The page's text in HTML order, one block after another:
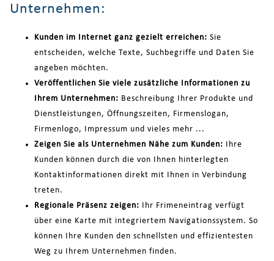
Unternehmen:
Kunden im Internet ganz gezielt erreichen: Sie
entscheiden, welche Texte, Suchbegriffe und Daten Sie
angeben möchten.
Veröffentlichen Sie viele zusätzliche Informationen zu
Ihrem Unternehmen: Beschreibung Ihrer Produkte und
Dienstleistungen, Öffnungszeiten, Firmenslogan,
Firmenlogo, Impressum und vieles mehr ...
Zeigen Sie als Unternehmen Nähe zum Kunden: Ihre
Kunden können durch die von Ihnen hinterlegten
Kontaktinformationen direkt mit Ihnen in Verbindung
treten.
Regionale Präsenz zeigen: Ihr Frimeneintrag verfügt
über eine Karte mit integriertem Navigationssystem. So
können Ihre Kunden den schnellsten und effizientesten
Weg zu Ihrem Unternehmen finden.